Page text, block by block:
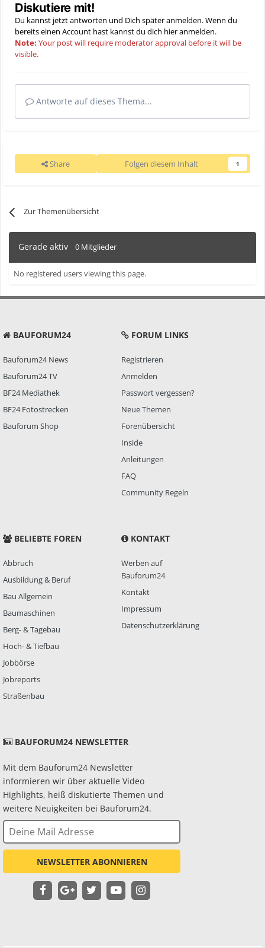
Diskutiere mit!
Du kannst jetzt antworten und Dich später anmelden. Wenn du
bereits einen Account hast kannst du dich hieranmelden.
Note: Your post will require moderator approval before it will be
visible.
Antworte auf dieses Thema...
Share Folgen diesem Inhalt 1
Zur Themenübersicht
Gerade aktiv 0 Mitglieder
No registered users viewing this page.
BAUFORUM24
Bauforum24 News
Bauforum24 TV
BF24 Mediathek
BF24 Fotostrecken
Bauforum Shop
FORUM LINKS
Registrieren
Anmelden
Passwort vergessen?
Neue Themen
Forenübersicht
Inside
Anleitungen
FAQ
Community Regeln
BELIEBTE FOREN
Abbruch
Ausbildung & Beruf
Bau Allgemein
Baumaschinen
Berg- & Tagebau
Hoch- & Tiefbau
Jobbörse
Jobreports
Straßenbau
KONTAKT
Werben auf
Bauforum24
Kontakt
Impressum
Datenschutzerklärung
BAUFORUM24 NEWSLETTER
Mit dem Bauforum24 Newsletter
informieren wir über aktuelle Video
Highlights, heiß diskutierte Themen und
weitere Neuigkeiten bei Bauforum24.
NEWSLETTER ABONNIEREN